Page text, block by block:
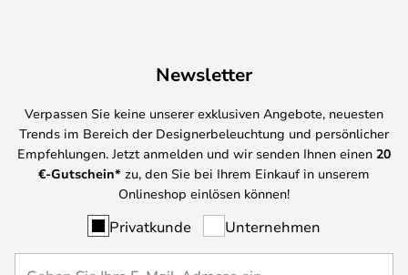
Newsletter
Verpassen Sie keine unserer exklusiven Angebote, neuesten
Trends im Bereich der Designerbeleuchtung und persönlicher
Empfehlungen. Jetzt anmelden und wir senden Ihnen einen 20
€-Gutschein* zu, den Sie bei Ihrem Einkauf in unserem
Onlineshop einlösen können!
Privatkunde Unternehmen